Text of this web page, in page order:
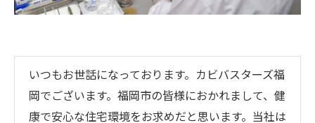
いつもお世話になっております。カビバスターズ福
岡でございます。福岡市の皆様におかれまして、健
康で安心な住宅環境をお求めだと思います。当社は